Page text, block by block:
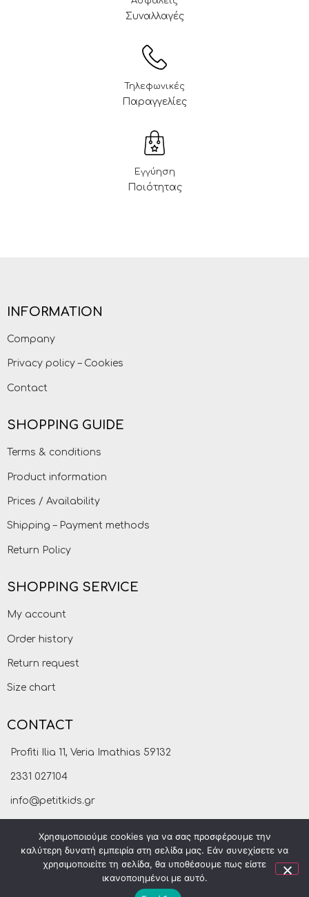
Συναλλαγές
Τηλεφωνικές
Παραγγελίες
Εγγύηση
Ποιότητας
INFORMATION
Company
Privacy policy – Cookies
Contact
SHOPPING GUIDE
Terms & conditions
Product information
Prices / Availability
Shipping – Payment methods
Return Policy
SHOPPING SERVICE
My account
Order history
Return request
Size chart
CONTACT
Profiti Ilia 11, Veria Imathias 59132
2331 027104
info@petitkids.gr
Χρησιμοποιούμε cookies για να σας προσφέρουμε την
καλύτερη δυνατή εμπειρία στη σελίδα μας. Εάν συνεχίσετε να
χρησιμοποιείτε τη σελίδα, θα υποθέσουμε πως είστε
ικανοποιημένοι με αυτό.